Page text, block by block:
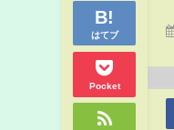
はてブ
Pocket